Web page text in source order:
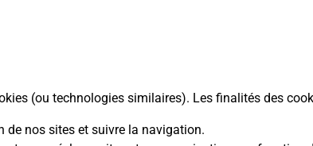
(ou technologies similaires). Les finalités des
de nos sites et suivre la navigation.